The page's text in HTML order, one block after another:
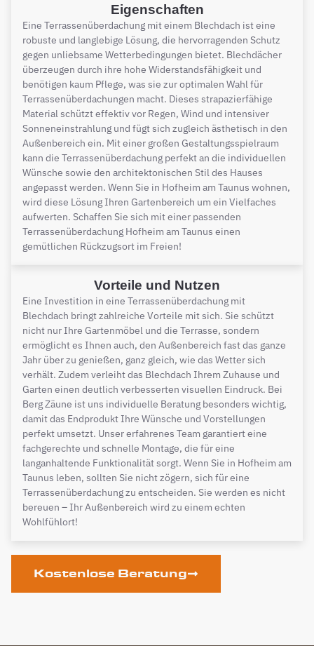
Eigenschaften
Eine Terrassenüberdachung mit einem Blechdach ist eine
robuste und langlebige Lösung, die hervorragenden Schutz
gegen unliebsame Wetterbedingungen bietet. Blechdächer
überzeugen durch ihre hohe Widerstandsfähigkeit und
benötigen kaum Pflege, was sie zur optimalen Wahl für
Terrassenüberdachungen macht. Dieses strapazierfähige
Material schützt effektiv vor Regen, Wind und intensiver
Sonneneinstrahlung und fügt sich zugleich ästhetisch in den
Außenbereich ein. Mit einer großen Gestaltungsspielraum
kann die Terrassenüberdachung perfekt an die individuellen
Wünsche sowie den architektonischen Stil des Hauses
angepasst werden. Wenn Sie in Hofheim am Taunus wohnen,
wird diese Lösung Ihren Gartenbereich um ein Vielfaches
aufwerten. Schaffen Sie sich mit einer passenden
Terrassenüberdachung Hofheim am Taunus einen
gemütlichen Rückzugsort im Freien!
Vorteile und Nutzen
Eine Investition in eine Terrassenüberdachung mit
Blechdach bringt zahlreiche Vorteile mit sich. Sie schützt
nicht nur Ihre Gartenmöbel und die Terrasse, sondern
ermöglicht es Ihnen auch, den Außenbereich fast das ganze
Jahr über zu genießen, ganz gleich, wie das Wetter sich
verhält. Zudem verleiht das Blechdach Ihrem Zuhause und
Garten einen deutlich verbesserten visuellen Eindruck. Bei
Berg Zäune ist uns individuelle Beratung besonders wichtig,
damit das Endprodukt Ihre Wünsche und Vorstellungen
perfekt umsetzt. Unser erfahrenes Team garantiert eine
fachgerechte und schnelle Montage, die für eine
langanhaltende Funktionalität sorgt. Wenn Sie in Hofheim am
Taunus leben, sollten Sie nicht zögern, sich für eine
Terrassenüberdachung zu entscheiden. Sie werden es nicht
bereuen – Ihr Außenbereich wird zu einem echten
Wohlfühlort!
Kostenlose Beratung